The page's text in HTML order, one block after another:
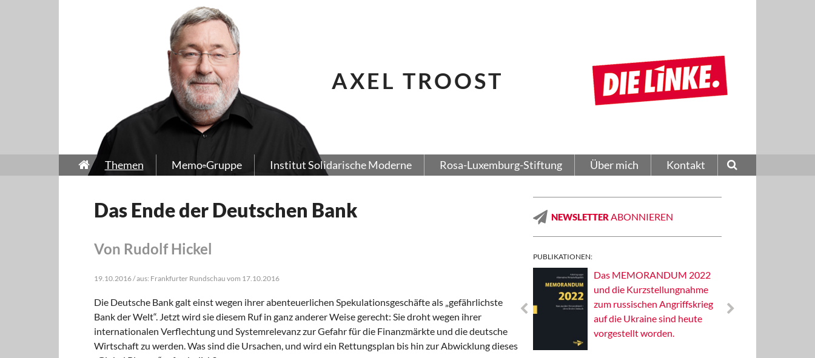
AXEL TROOST
Themen Memo-Gruppe Institut Solidarische Moderne Rosa-Luxemburg-Stiftung Über mich Kontakt
Das Ende der Deutschen Bank
Von Rudolf Hickel
19.10.2016 / aus: Frankfurter Rundschau vom 17.10.2016
Die Deutsche Bank galt einst wegen ihrer abenteuerlichen Spekulationsgeschäfte als „gefährlichste
Bank der Welt“. Jetzt wird sie diesem Ruf in ganz anderer Weise gerecht: Sie droht wegen ihrer
internationalen Verflechtung und Systemrelevanz zur Gefahr für die Finanzmärkte und die deutsche
Wirtschaft zu werden. Was sind die Ursachen, und wird ein Rettungsplan bis hin zur Abwicklung dieses
NEWSLETTER ABONNIEREN
PUBLIKATIONEN:
Das MEMORANDUM 2022
und die Kurzstellungnahme
zum russischen Angriffskrieg
auf die Ukraine sind heute
vorgestellt worden.